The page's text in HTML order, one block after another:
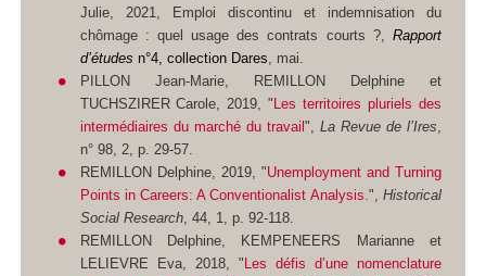
Julie, 2021, Emploi discontinu et indemnisation du
chômage : quel usage des contrats courts ?, Rapport
d’études n°4, collection Dares , mai.
PILLON Jean-Marie, REMILLON Delphine et
TUCHSZIRER Carole, 2019, "Les territoires pluriels des
intermédiaires du marché du travail", La Revue de l’Ires
n° 98, 2, p. 29-57.
REMILLON Delphine, 2019, "Unemployment and Turning
Points in Careers: A Conventionalist Analysis. ", Historical
Social Research, 44, 1, p. 92-118.
REMILLON Delphine, KEMPENEERS Marianne et
LELIEVRE Eva, 2018, "Les défis d’une nomenclature